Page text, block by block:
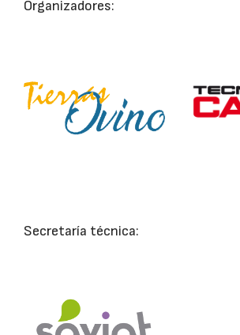
Organizadores:
Secretaría técnica: